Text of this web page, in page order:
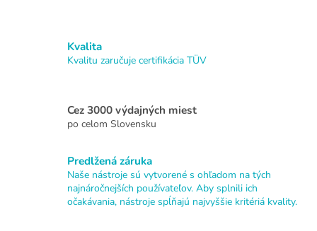
Kvalita
Kvalitu zaručuje certifikácia TÜV
Cez 3000 výdajných miest
po celom Slovensku
Predlžená záruka
Naše nástroje sú vytvorené s ohľadom na tých
najnáročnejších používateľov. Aby splnili ich
očakávania, nástroje spĺňajú najvyššie kritériá kvality.